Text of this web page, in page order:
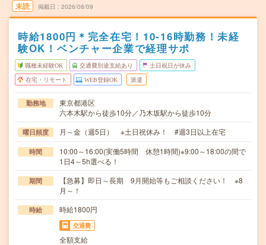
未読 掲載日 2026/08/09
時給1800円＊完全在宅！10-16時勤務！未経
験OK！ベンチャー企業で経理サポ
職種未経験OK 交通費別途支給あり 土日祝日が休み
在宅・リモート WEB登録OK 派遣
勤務地
東京都港区
六本木駅から徒歩10分／乃木坂駅から徒歩10分
曜日頻度 月～金（週5日） ※土日祝休み！ #週3日以上在宅
時間
10:00～16:00(実働5時間 休憩1時間)※9:00～18:00の間で
1日4～5h選べる！
期間
【急募】即日～長期 9月開始等もご相談ください！ ※8
月～！
時給 時給1800円
交通費
全額支給